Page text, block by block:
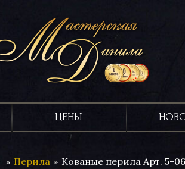
ЦЕНЫ
Перила Кованые перила Арт. 5-06